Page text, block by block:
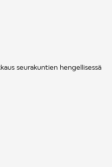
seurakuntien hengellisessä